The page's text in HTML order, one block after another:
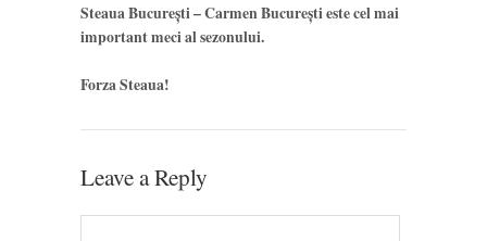
Steaua București – Carmen București este cel mai
important meci al sezonului.
Forza Steaua!
Leave a Reply